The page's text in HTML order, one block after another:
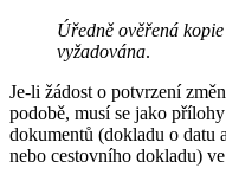
Úředně ověřená
vyžadována.
Je-li žádost o potvrzení
podobě, musí se jako
dokumentů (dokladu o datu
nebo cestovního dokladu)